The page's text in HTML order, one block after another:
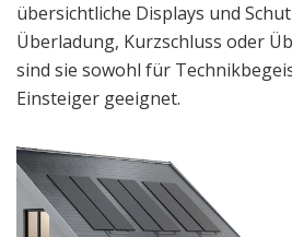
übersichtliche Displays und
Überladung, Kurzschluss oder
sind sie sowohl für
Einsteiger geeignet.